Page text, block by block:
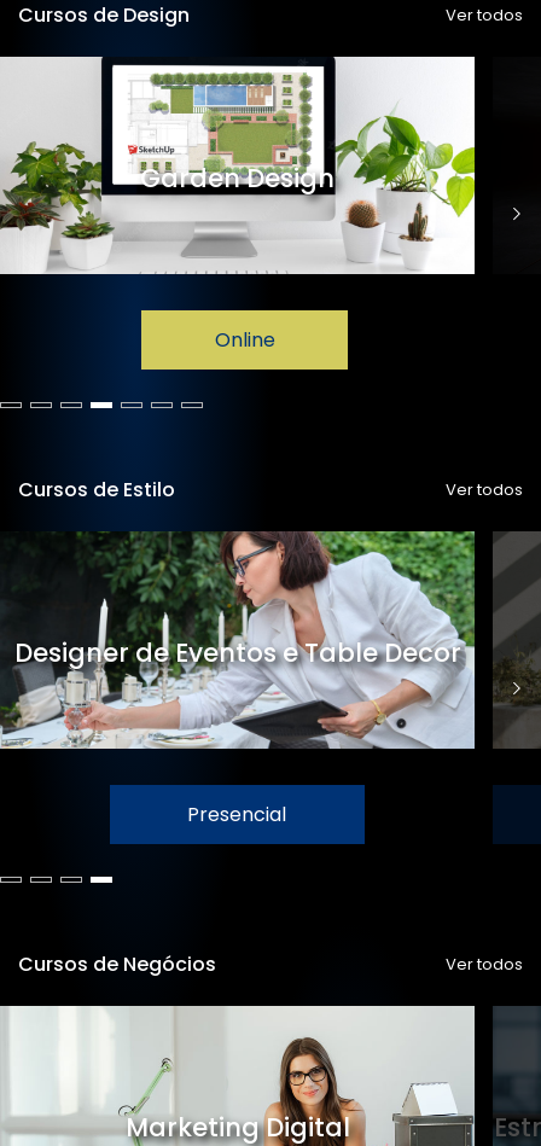
Cursos de Design Ver todos
Garden Design
Online
Cursos de Estilo Ver todos
Designer de Eventos e Table Decor
Presencial
Cursos de Negócios Ver todos
Marketing Digital